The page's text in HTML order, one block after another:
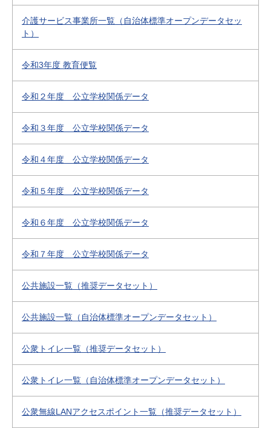
介護サービス事業所一覧（自治体標準オープンデータセッ
ト）
令和3年度 教育便覧
令和２年度 公立学校関係データ
令和３年度 公立学校関係データ
令和４年度 公立学校関係データ
令和５年度 公立学校関係データ
令和６年度 公立学校関係データ
令和７年度 公立学校関係データ
公共施設一覧（推奨データセット）
公共施設一覧（自治体標準オープンデータセット）
公衆トイレ一覧（推奨データセット）
公衆トイレ一覧（自治体標準オープンデータセット）
公衆無線LANアクセスポイント一覧（推奨データセット）